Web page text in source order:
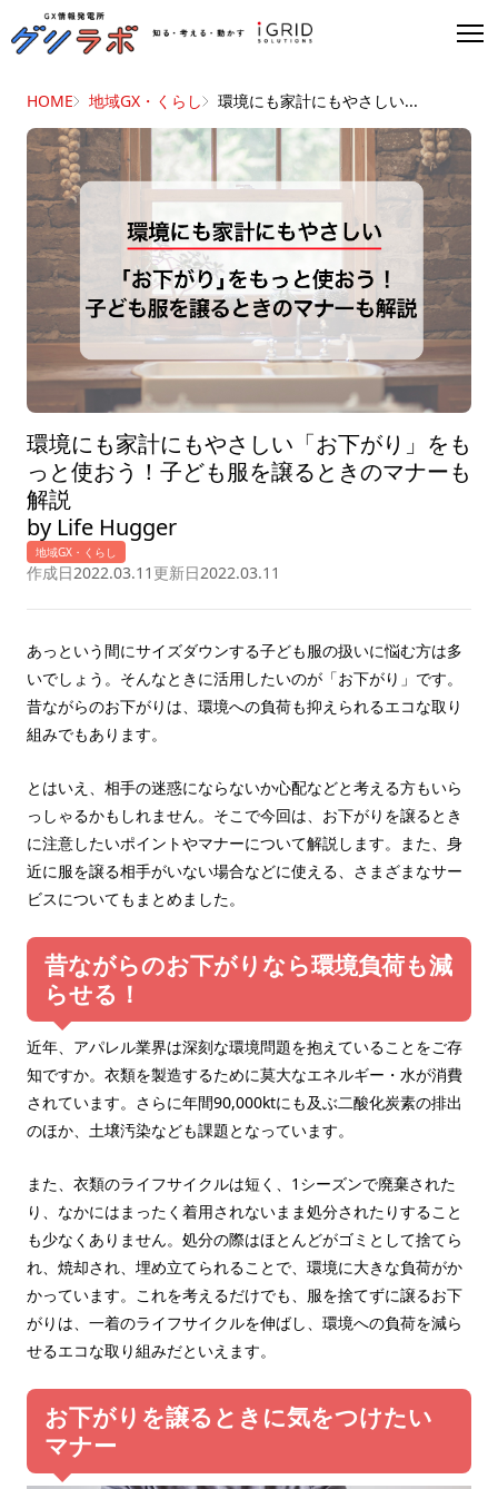
HOME 地域GX・くらし 環境にも家計にもやさしい...
地域GX・くらし
作成日2022.03.11更新日2022.03.11
環境にも家計にもやさしい「お下がり」をも
っと使おう！子ども服を譲るときのマナーも
解説
by Life Hugger
あっという間にサイズダウンする子ども服の扱いに悩む方は多
いでしょう。そんなときに活用したいのが「お下がり」です。
昔ながらのお下がりは、環境への負荷も抑えられるエコな取り
組みでもあります。
とはいえ、相手の迷惑にならないか心配などと考える方もいら
っしゃるかもしれません。そこで今回は、お下がりを譲るとき
に注意したいポイントやマナーについて解説します。また、身
近に服を譲る相手がいない場合などに使える、さまざまなサー
ビスについてもまとめました。
昔ながらのお下がりなら環境負荷も減
らせる！
近年、アパレル業界は深刻な環境問題を抱えていることをご存
知ですか。衣類を製造するために莫大なエネルギー・水が消費
されています。さらに年間90,000ktにも及ぶ二酸化炭素の排出
のほか、土壌汚染なども課題となっています。
また、衣類のライフサイクルは短く、1シーズンで廃棄された
り、なかにはまったく着用されないまま処分されたりすること
も少なくありません。処分の際はほとんどがゴミとして捨てら
れ、焼却され、埋め立てられることで、環境に大きな負荷がか
かっています。これを考えるだけでも、服を捨てずに譲るお下
がりは、一着のライフサイクルを伸ばし、環境への負荷を減ら
せるエコな取り組みだといえます。
お下がりを譲るときに気をつけたい
マナー